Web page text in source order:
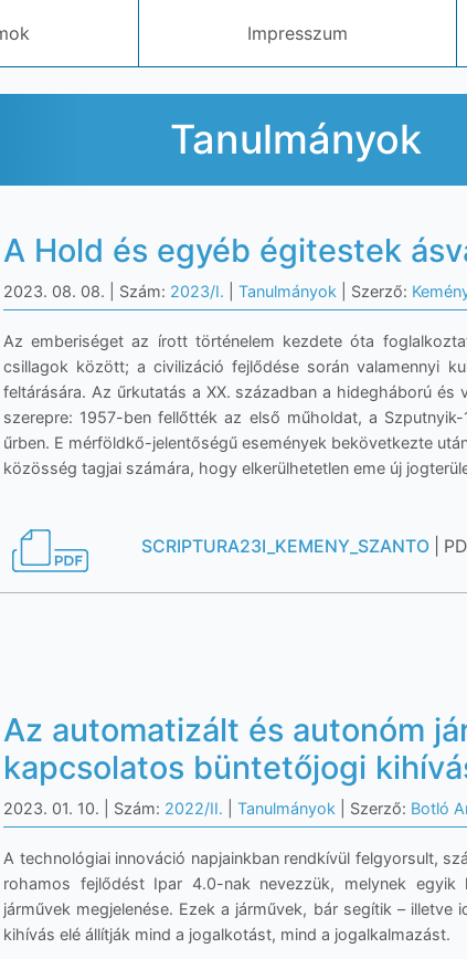
Impresszum
Tanulmányok
A Hold és egyéb égitestek
2023. 08. 08. | Szám: 2023/I. Tanulmányok | Szerző:
Az emberiséget az írott történelem kezdete óta
csillagok között; a civilizáció fejlődése során valamennyi
feltárására. Az űrkutatás a XX. században a hidegháború
szerepre: 1957-ben fellőtték az első műholdat, a
űrben. E mérföldkő-jelentőségű események bekövetkezte
közösség tagjai számára, hogy elkerülhetetlen eme új
SCRIPTURA23I_KEMENY_SZANTO |
Az automatizált és autonóm
kapcsolatos büntetőjogi
2023. 01. 10. | Szám: 2022/II. Tanulmányok | Szerző: Botló
A technológiai innováció napjainkban rendkívül felgyorsult,
rohamos fejlődést Ipar 4.0-nak nevezzük, melynek
járművek megjelenése. Ezek a járművek, bár segítik –
kihívás elé állítják mind a jogalkotást, mind a jogalkalmazást.